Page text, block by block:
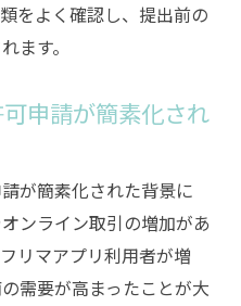
をよく確認し、提出前の
ます。
申請が簡素化され
が簡素化された背景に
ンライン取引の増加があ
リマアプリ利用者が増
需要が高まったことが大